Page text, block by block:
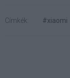
Címkék: #xiaomi